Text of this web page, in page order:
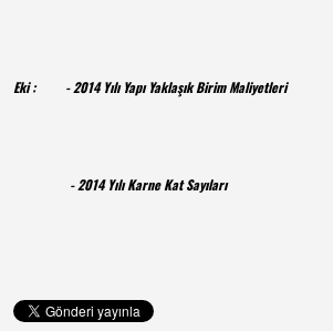
Eki : - 2014 Yılı Yapı Yaklaşık Birim Maliyetleri
- 2014 Yılı Karne Kat Sayıları